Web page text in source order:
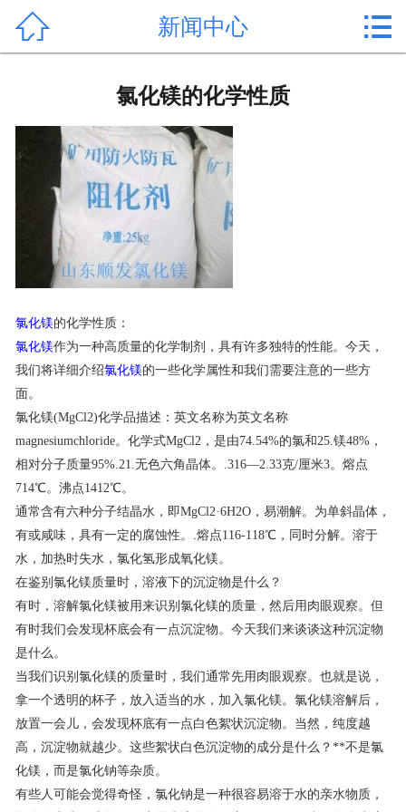
行业动态
联系我们
 新闻中心 
氯化镁的化学性质
氯化镁的化学性质：
氯化镁作为一种高质量的化学制剂，具有许多独特的性能。今天，
我们将详细介绍氯化镁的一些化学属性和我们需要注意的一些方
面。
氯化镁(MgCl2)化学品描述：英文名称为英文名称
magnesiumchloride。化学式MgCl2，是由74.54%的氯和25.镁48%，
相对分子质量95%.21.无色六角晶体。.316—2.33克/厘米3。熔点
714℃。沸点1412℃。
通常含有六种分子结晶水，即MgCl2·6H2O，易潮解。为单斜晶体，
有或咸味，具有一定的腐蚀性。.熔点116-118℃，同时分解。溶于
水，加热时失水，氯化氢形成氧化镁。
在鉴别氯化镁质量时，溶液下的沉淀物是什么？
有时，溶解氯化镁被用来识别氯化镁的质量，然后用肉眼观察。但
有时我们会发现杯底会有一点沉淀物。今天我们来谈谈这种沉淀物
是什么。
当我们识别氯化镁的质量时，我们通常先用肉眼观察。也就是说，
拿一个透明的杯子，放入适当的水，加入氯化镁。氯化镁溶解后，
放置一会儿，会发现杯底有一点白色絮状沉淀物。当然，纯度越
高，沉淀物就越少。这些絮状白色沉淀物的成分是什么？**不是氯
化镁，而是氯化钠等杂质。
有些人可能会觉得奇怪，氯化钠是一种很容易溶于水的亲水物质，